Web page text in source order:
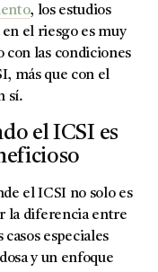
, los estudios
el riesgo es muy
con las condiciones
más que con el
sí.
el ICSI es
el ICSI no solo es
la diferencia entre
especiales
y un enfoque